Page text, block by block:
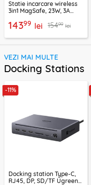
Statie incarcare wireless
3in1 MagSafe, 23W, 3A
14399 lei 15499 lei
VEZI MAI MULTE
Docking Stations
-11%
Docking station Type-C,
RJ45, DP, SD/TF Ugreen